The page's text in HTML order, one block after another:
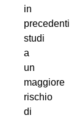
in
precedenti
studi
a
un
maggiore
rischio
di